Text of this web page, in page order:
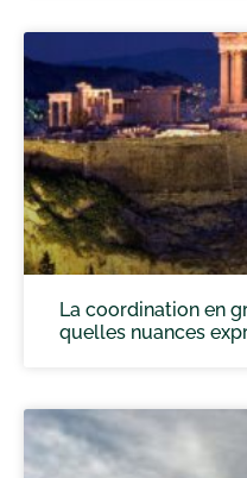
La coordination en
quelles nuances